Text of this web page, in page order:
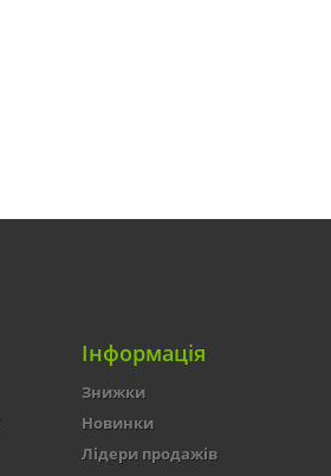
Інформація
Знижки
Новинки
Лідери продажів